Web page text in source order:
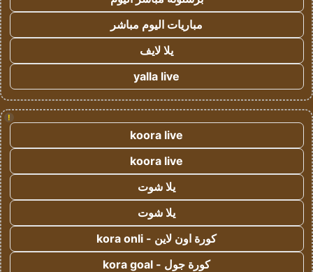
مباريات اليوم مباشر
يلا لايف
yalla live
!
koora live
koora live
يلا شوت
يلا شوت
كورة اون لاين - kora onli
كورة جول - kora goal